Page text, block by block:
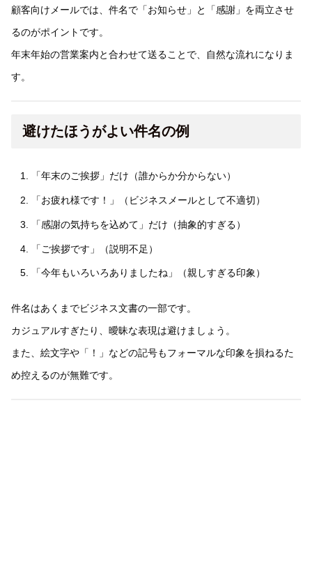
顧客向けメールでは、件名で「お知らせ」と「感謝」を両立させ
るのがポイントです。
年末年始の営業案内と合わせて送ることで、自然な流れになりま
す。
避けたほうがよい件名の例
「年末のご挨拶」だけ（誰からか分からない）
「お疲れ様です！」（ビジネスメールとして不適切）
「感謝の気持ちを込めて」だけ（抽象的すぎる）
「ご挨拶です」（説明不足）
「今年もいろいろありましたね」（親しすぎる印象）
件名はあくまでビジネス文書の一部です。
カジュアルすぎたり、曖昧な表現は避けましょう。
また、絵文字や「！」などの記号もフォーマルな印象を損ねるた
め控えるのが無難です。